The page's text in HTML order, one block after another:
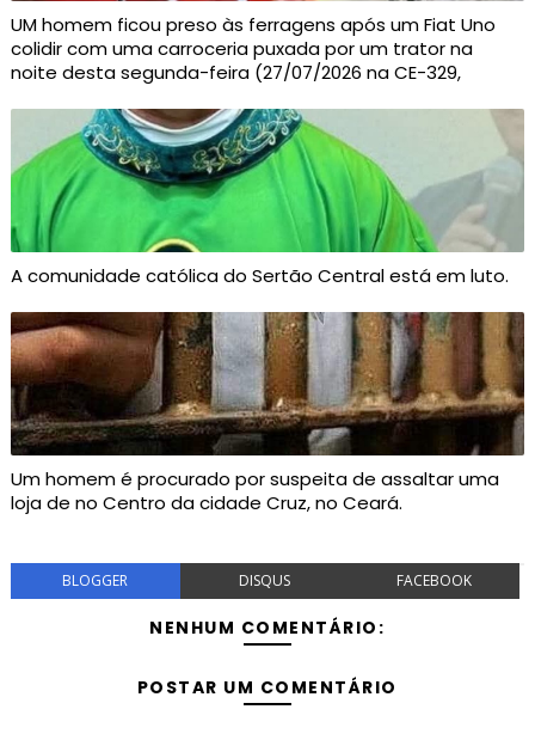
UM homem ficou preso às ferragens após um Fiat Uno
colidir com uma carroceria puxada por um trator na
noite desta segunda-feira (27/07/2026 na CE-329,
A comunidade católica do Sertão Central está em luto.
Um homem é procurado por suspeita de assaltar uma
loja de no Centro da cidade Cruz, no Ceará.
BLOGGER DISQUS FACEBOOK
NENHUM COMENTÁRIO:
POSTAR UM COMENTÁRIO